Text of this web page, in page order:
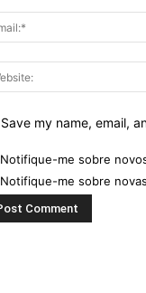
Save my name, email,
Notifique-me sobre
Notifique-me sobre